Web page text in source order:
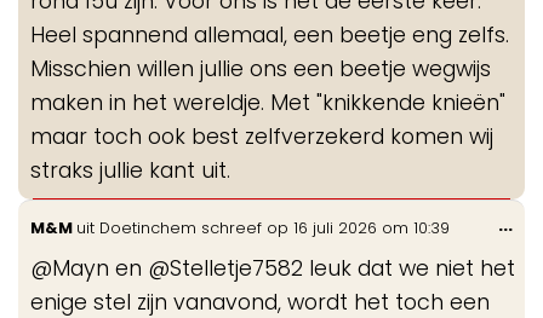
Heel spannend allemaal, een beetje eng zelfs.
Misschien willen jullie ons een beetje wegwijs
maken in het wereldje. Met "knikkende knieën"
maar toch ook best zelfverzekerd komen wij
straks jullie kant uit.
M&M uit Doetinchem schreef op 16 juli 2026 om 10:39
@Mayn en @Stelletje7582 leuk dat we niet het
enige stel zijn vanavond, wordt het toch een
...